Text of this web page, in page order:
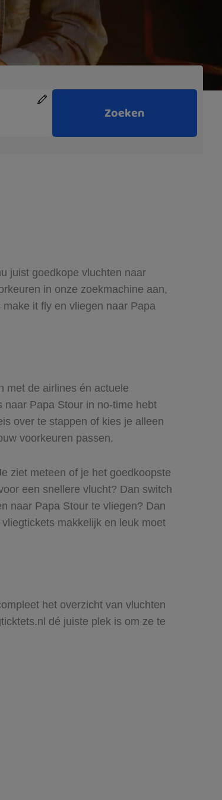
juist goedkope vluchten naar
in onze zoekmachine aan,
it fly en vliegen naar Papa
met de airlines én actuele
Papa Stour in no-time hebt
over te stappen of kies je alleen
voorkeuren passen.
ziet meteen of je het goedkoopste
een snellere vlucht? Dan switch
naar Papa Stour te vliegen? Dan
makkelijk en leuk moet
het overzicht van vluchten
dé juiste plek is om ze te